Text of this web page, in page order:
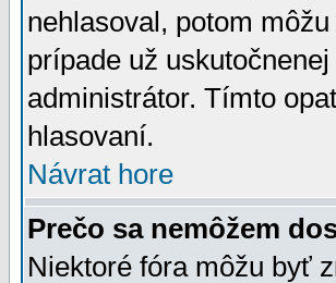
nehlasoval, potom
prípade už
administrátor. Tímto
hlasovaní.
Návrat hore
Prečo sa nemôžem
Niektoré fóra môžu byť